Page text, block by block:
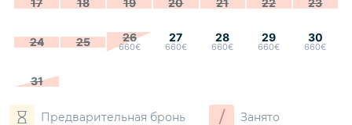
24 25 26
660€
27
660€
28
660€
29
660€
30
660€
31
Предварительная бронь / Занято